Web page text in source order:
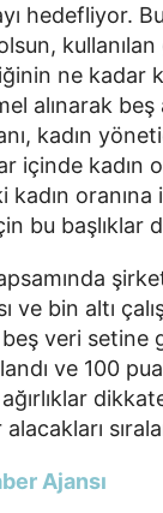
hedefliyor.
ne kadar
alınarak beş
kadın
içinde kadın
oranına
bu
ve bin altı
veri setine
ve 100
Ajansı